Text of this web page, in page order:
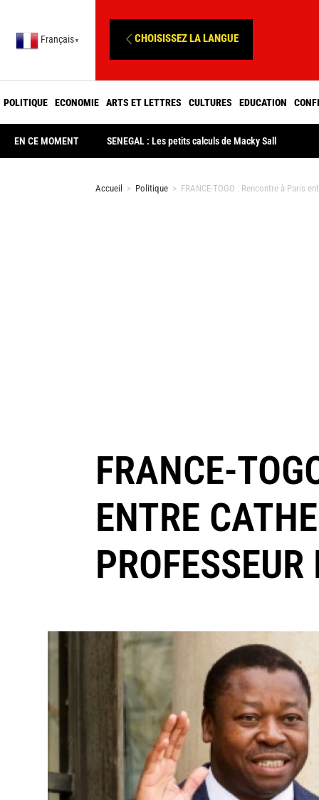
Français ▼ CHOISISSEZ LA LANGUE
POLITIQUE ECONOMIE ARTS ET LETTRES CULTURES EDUCATION
EN CE MOMENT SENEGAL : Les petits calculs de Macky Sall
Accueil > Politique > FRANCE-TOGO : Rencontre à Paris
FRANCE-
ENTRE